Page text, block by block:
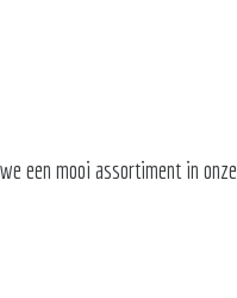
een mooi assortiment in onze